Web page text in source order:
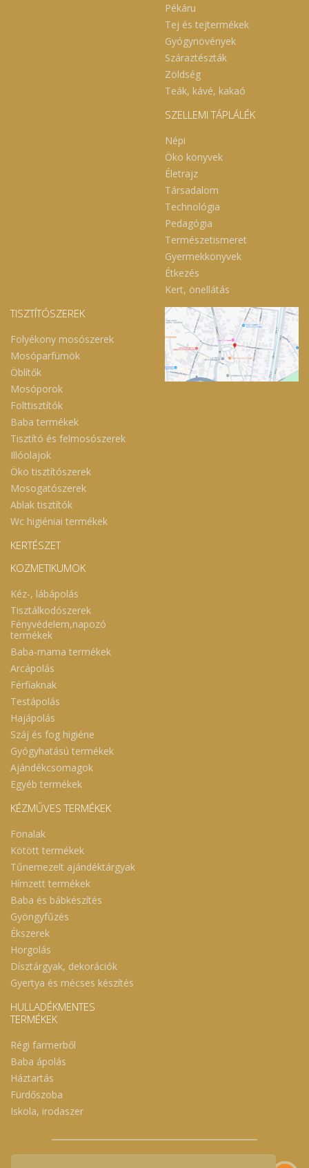
Pékáru
Tej és tejtermékek
Gyógynövények
Száraztészták
Zöldség
Teák, kávé, kakaó
SZELLEMI TÁPLÁLÉK
Népi
Öko könyvek
Életrajz
Társadalom
Technológia
Pedagógia
Természetismeret
Gyermekkönyvek
Étkezés
Kert, önellátás
TISZTÍTÓSZEREK
Folyékony mosószerek
Mosóparfümök
Öblítők
Mosóporok
Folttisztítók
Baba termékek
Tisztító és felmosószerek
Illóolajok
Öko tisztítószerek
Mosogatószerek
Ablak tisztítók
Wc higiéniai termékek
KERTÉSZET
KOZMETIKUMOK
Kéz-, lábápolás
Tisztálkodószerek
Fényvédelem,napozó
termékek
Baba-mama termékek
Arcápolás
Férfiaknak
Testápolás
Hajápolás
Száj és fog higiéne
Gyógyhatású termékek
Ajándékcsomagok
Egyéb termékek
KÉZMŰVES TERMÉKEK
Fonalak
Kötött termékek
Tűnemezelt ajándéktárgyak
Hímzett termékek
Baba és bábkészítés
Gyöngyfűzés
Ékszerek
Horgolás
Dísztárgyak, dekorációk
Gyertya és mécses készítés
HULLADÉKMENTES
TERMÉKEK
Régi farmerből
Baba ápolás
Háztartás
Fürdőszoba
Iskola, irodaszer